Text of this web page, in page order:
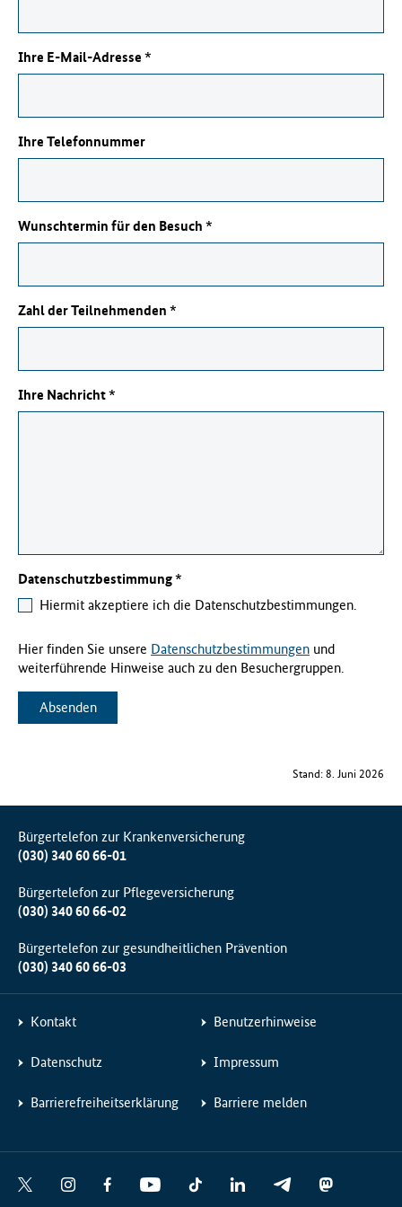
Ihre E-Mail-Adresse *
Pflichtfeld
Ihre Telefonnummer
Wunschtermin für den Besuch *
Pflichtfeld
Zahl der Teilnehmenden *
Pflichtfeld
Ihre Nachricht*
Pflichtfeld
Datenschutzbestimmung*
Pflichtfeld
Hiermit akzeptiere ich die Datenschutzbestimmungen.
Hier finden Sie unsere Datenschutzbestimmungen und
weiterführende Hinweise auch zu den Besuchergruppen.
Absenden
Stand: 8. Juni 2026
Bürgertelefon zur Krankenversicherung
(030) 340 60 66-01
Bürgertelefon zur Pflegeversicherung
(030) 340 60 66-02
Bürgertelefon zur gesundheitlichen Prävention
(030) 340 60 66-03
Kontakt Benutzerhinweise
Datenschutz Impressum
Barrierefreiheitserklärung Barriere melden
Social
Media